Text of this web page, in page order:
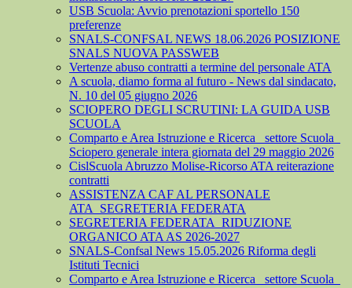
USB Scuola: Avvio prenotazioni sportello 150
preferenze
SNALS-CONFSAL NEWS 18.06.2026 POSIZIONE
SNALS NUOVA PASSWEB
Vertenze abuso contratti a termine del personale ATA
A scuola, diamo forma al futuro - News dal sindacato,
N. 10 del 05 giugno 2026
SCIOPERO DEGLI SCRUTINI: LA GUIDA USB
SCUOLA
Comparto e Area Istruzione e Ricerca_ settore Scuola_
Sciopero generale intera giornata del 29 maggio 2026
CislScuola Abruzzo Molise-Ricorso ATA reiterazione
contratti
ASSISTENZA CAF AL PERSONALE
ATA_SEGRETERIA FEDERATA
SEGRETERIA FEDERATA_RIDUZIONE
ORGANICO ATA AS 2026-2027
SNALS-Confsal News 15.05.2026 Riforma degli
Istituti Tecnici
Comparto e Area Istruzione e Ricerca_ settore Scuola_